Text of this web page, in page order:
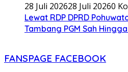
28 Juli 202628 Juli 20260
Lewat RDP DPRD
Tambang PGM Sah
FANSPAGE FACEBOOK